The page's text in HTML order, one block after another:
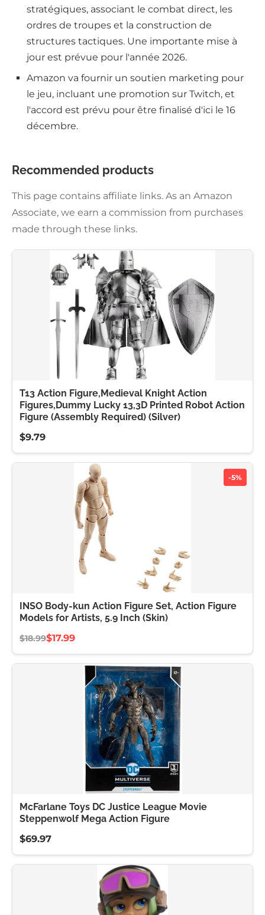
stratégiques, associant le combat direct, les
ordres de troupes et la construction de
structures tactiques. Une importante mise à
jour est prévue pour l'année 2026.
Amazon va fournir un soutien marketing pour
le jeu, incluant une promotion sur Twitch, et
l'accord est prévu pour être finalisé d'ici le 16
décembre.
Recommended products
This page contains affiliate links. As an Amazon
Associate, we earn a commission from purchases
made through these links.
T13 Action Figure,Medieval Knight Action
Figures,Dummy Lucky 13,3D Printed Robot Action
Figure (Assembly Required) (Silver)
$9.79
-5%
INSO Body-kun Action Figure Set, Action Figure
Models for Artists, 5.9 Inch (Skin)
$18.99$17.99
McFarlane Toys DC Justice League Movie
Steppenwolf Mega Action Figure
$69.97